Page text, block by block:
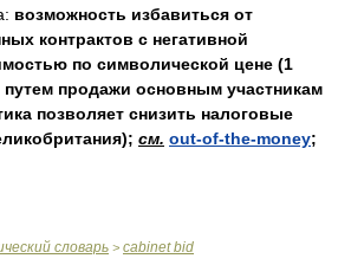
возможность избавиться от
контрактов с негативной
по символической цене (1
путем продажи основным участникам
позволяет снизить налоговые
см. out-of-the-money;
словарь > cabinet bid